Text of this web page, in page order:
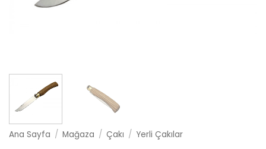
Ana Sayfa / Mağaza / Çakı / Yerli Çakılar